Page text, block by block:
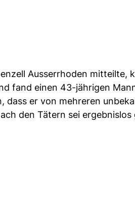
Ausserrhoden mitteilte,
fand einen 43-jährigen
dass er von mehreren
den Tätern sei ergebnislos